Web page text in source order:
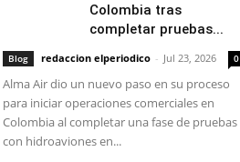
Colombia tras
completar pruebas...
Blog redaccion elperiodico - Jul 23, 2026 0
Alma Air dio un nuevo paso en su proceso
para iniciar operaciones comerciales en
Colombia al completar una fase de pruebas
con hidroaviones en...